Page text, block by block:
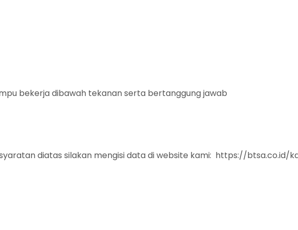
bekerja dibawah tekanan serta bertanggung jawab
diatas silakan mengisi data di website kami: https://btsa.co.id/